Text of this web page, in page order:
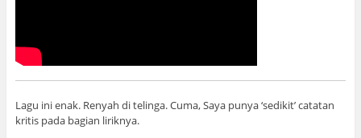
Lagu ini enak. Renyah di telinga. Cuma, Saya punya ‘sedikit’ catatan
kritis pada bagian liriknya.